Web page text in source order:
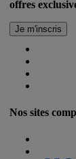
offres
Nos sites